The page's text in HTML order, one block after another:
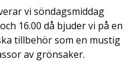
vi söndagsmiddag
16.00 då bjuder vi på en
tillbehör som en mustig
av grönsaker.